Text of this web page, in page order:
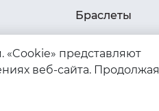
Браслеты
Серебро
«Cookie» представляют
веб-сайта. Продолжая